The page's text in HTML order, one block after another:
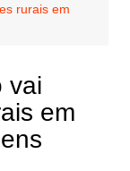
rurais em
vai
em